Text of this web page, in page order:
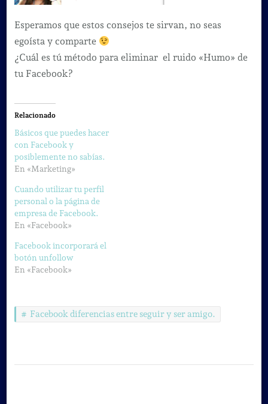
Esperamos que estos consejos te sirvan, no seas
egoísta y comparte
¿Cuál es tú método para eliminar el ruido «Humo» de
tu Facebook?
Relacionado
Básicos que puedes hacer
con Facebook y
posiblemente no sabías.
En «Marketing»
Cuando utilizar tu perfil
personal o la página de
empresa de Facebook.
En «Facebook»
Facebook incorporará el
botón unfollow
En «Facebook»
Facebook diferencias entre seguir y ser amigo.